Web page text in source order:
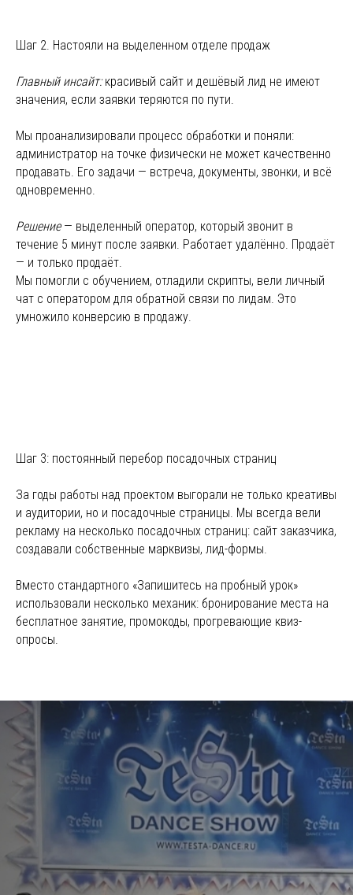
Шаг 2. Настояли на выделенном отделе продаж
Главный инсайт:красивый сайт и дешёвый лид не имеют
значения, если заявки теряются по пути.
Мы проанализировали процесс обработки и поняли:
администратор на точке физически не может качественно
продавать. Его задачи — встреча, документы, звонки, и всё
одновременно.
Решение— выделенный оператор, который звонит в
течение 5 минут после заявки. Работает удалённо. Продаёт
— и только продаёт.
Мы помогли с обучением, отладили скрипты, вели личный
чат с оператором для обратной связи по лидам. Это
умножило конверсию в продажу.
Шаг 3: постоянный перебор посадочных страниц
За годы работы над проектом выгорали не только креативы
и аудитории, но и посадочные страницы. Мы всегда вели
рекламу на несколько посадочных страниц: сайт заказчика,
создавали собственные марквизы, лид-формы.
Вместо стандартного «Запишитесь на пробный урок»
использовали несколько механик: бронирование места на
бесплатное занятие, промокоды, прогревающие квиз-
опросы.